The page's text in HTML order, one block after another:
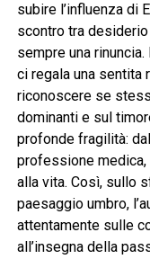
subire l’influenza di
scontro tra
sempre una
ci regala una
riconoscere se
dominanti e sul
profonde fragilità:
professione
alla vita. Così, sullo
paesaggio umbro,
attentamente sulle
all’insegna della